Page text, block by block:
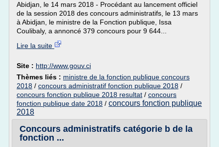
Abidjan, le 14 mars 2018 - Procédant au lancement officiel
de la session 2018 des concours administratifs, le 13 mars
à Abidjan, le ministre de la Fonction publique, Issa
Coulibaly, a annoncé 379 concours pour 9 644...
Lire la suite
Site : http://www.gouv.ci
Thèmes liés : ministre de la fonction publique concours
2018 / concours administratif fonction publique 2018 /
concours fonction publique 2018 resultat / concours
fonction publique date 2018 / concours fonction publique
2018
Concours administratifs catégorie b de la
fonction ...